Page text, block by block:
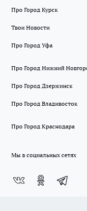
Про Город Курск
Твои Новости
Про Город Уфа
Про Город Нижний
Про Город Дзержинск
Про Город Владивосток
Про Город Краснодара
Мы в социальных сетях